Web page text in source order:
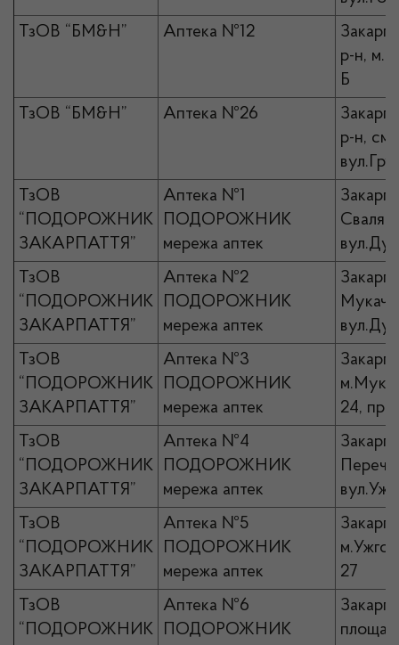
ТзОВ “БМ&Н”
Аптека №12
р-н,
Б
ТзОВ “БМ&Н”
Аптека №26
р-н,
ТзОВ
“ПОДОРОЖНИК
ЗАКАРПАТТЯ”
Аптека №1
ПОДОРОЖНИК
мережа аптек
ТзОВ
“ПОДОРОЖНИК
ЗАКАРПАТТЯ”
Аптека №2
ПОДОРОЖНИК
мережа аптек
ТзОВ
“ПОДОРОЖНИК
ЗАКАРПАТТЯ”
Аптека №3
ПОДОРОЖНИК
мережа аптек
24,
ТзОВ
“ПОДОРОЖНИК
ЗАКАРПАТТЯ”
Аптека №4
ПОДОРОЖНИК
мережа аптек
ТзОВ
“ПОДОРОЖНИК
ЗАКАРПАТТЯ”
Аптека №5
ПОДОРОЖНИК
мережа аптек
27
ТзОВ
“ПОДОРОЖНИК
Аптека №6
ПОДОРОЖНИК
площа